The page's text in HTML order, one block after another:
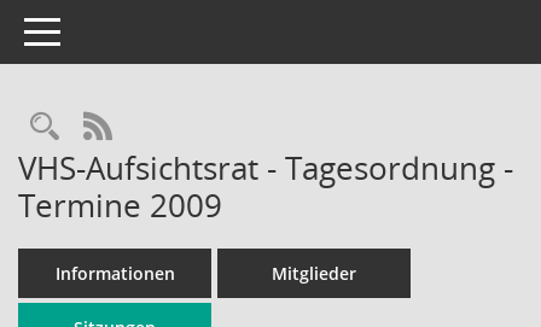
Toggle navigation
Rechercheauswahl
RSS-Feed
VHS-Aufsichtsrat - Tagesordnung -
Termine 2009
Informationen Mitglieder